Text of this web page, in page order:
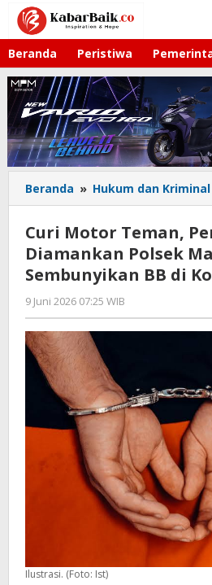
Lewati
konten
Beranda Peristiwa
Beranda » Hukum dan Kriminal
Curi Motor Teman,
Diamankan Polsek
Sembunyikan BB di
9 Juni 2026 07:25 WIB
Andika
DP
Ilustrasi. (Foto: Ist)